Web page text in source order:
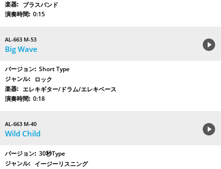
ブラスバンド
0:15
AL-663 M-53
Big Wave
Short Type
ロック
エレキギター/ドラム/エレキベース
0:18
AL-663 M-40
Wild Child
30秒Type
イージーリスニング